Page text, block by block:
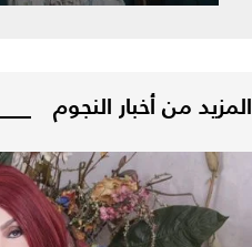
المزيد من أخبار النجوم